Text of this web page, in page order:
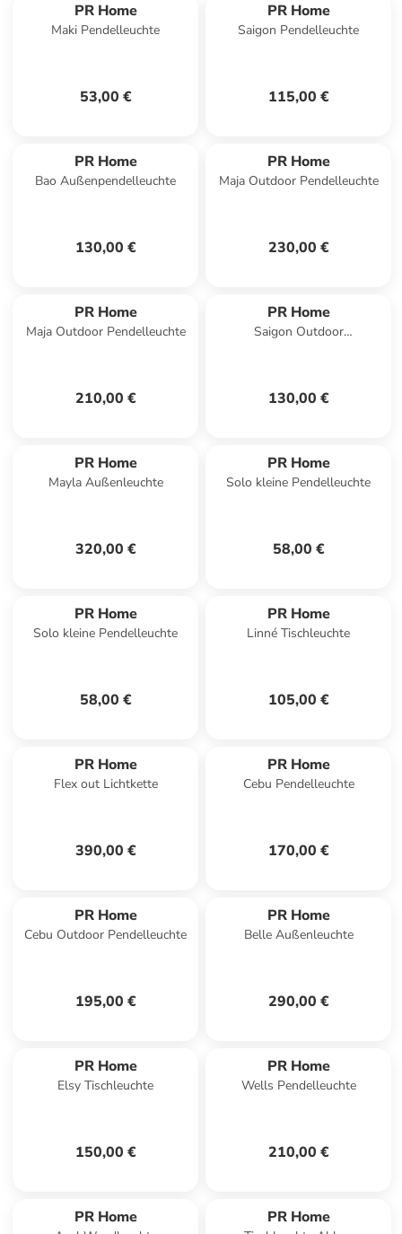
PR Home
Maki Pendelleuchte
53,00 €
PR Home
Saigon Pendelleuchte
115,00 €
PR Home
Bao Außenpendelleuchte
130,00 €
PR Home
Maja Outdoor Pendelleuchte
230,00 €
PR Home
Maja Outdoor Pendelleuchte
210,00 €
PR Home
Saigon Outdoor
130,00 €
PR Home
Mayla Außenleuchte
320,00 €
PR Home
Solo kleine Pendelleuchte
58,00 €
PR Home
Solo kleine Pendelleuchte
58,00 €
PR Home
Linné Tischleuchte
105,00 €
PR Home
Flex out Lichtkette
390,00 €
PR Home
Cebu Pendelleuchte
170,00 €
PR Home
Cebu Outdoor Pendelleuchte
195,00 €
PR Home
Belle Außenleuchte
290,00 €
PR Home
Elsy Tischleuchte
150,00 €
PR Home
Wells Pendelleuchte
210,00 €
PR Home PR Home